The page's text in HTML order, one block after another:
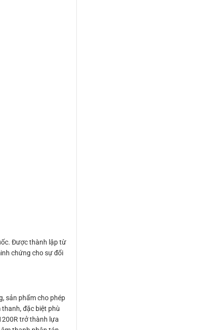
Được thành lập từ
chứng cho sự đổi
sản phẩm cho phép
đặc biệt phù
trở thành lựa